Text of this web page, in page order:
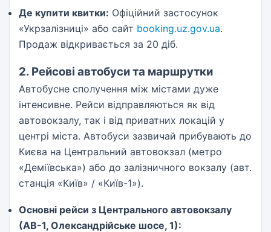
Де купити квитки: Офіційний застосунок
«Укрзалізниці» або сайт booking.uz.gov.ua.
Продаж відкривається за 20 діб.
2. Рейсові автобуси та маршрутки
Автобусне сполучення між містами дуже
інтенсивне. Рейси відправляються як від
автовокзалу, так і від приватних локацій у
центрі міста. Автобуси зазвичай прибувають до
Києва на Центральний автовокзал (метро
«Деміївська») або до залізничного вокзалу (авт.
станція «Київ» / «Київ-1»).
Основні рейси з Центрального автовокзалу
(АВ-1, Олександрійське шосе, 1):